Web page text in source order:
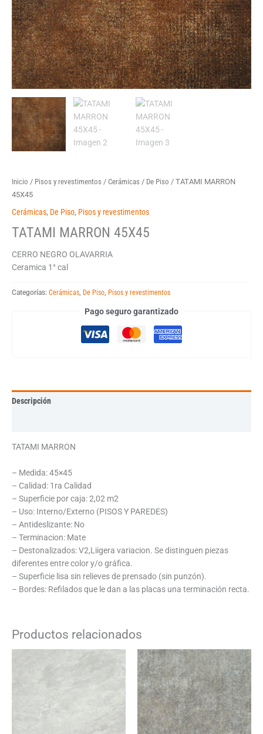
Inicio / Pisos y revestimentos / Cerámicas / De Piso / TATAMI MARRON
45X45
Cerámicas, De Piso, Pisos y revestimentos
TATAMI MARRON 45X45
CERRO NEGRO OLAVARRIA
Ceramica 1° cal
Categorías: Cerámicas De Piso Pisos y revestimentos
Pago seguro garantizado
Descripción
TATAMI MARRON
– Medida: 45×45
– Calidad: 1ra Calidad
– Superficie por caja: 2,02 m2
– Uso: Interno/Externo (PISOS Y PAREDES)
– Antideslizante: No
– Terminacion: Mate
– Destonalizados: V2,Liigera variacion. Se distinguen piezas
diferentes entre color y/o gráfica.
– Superficie lisa sin relieves de prensado (sin punzón).
– Bordes: Refilados que le dan a las placas una terminación recta.
Productos relacionados